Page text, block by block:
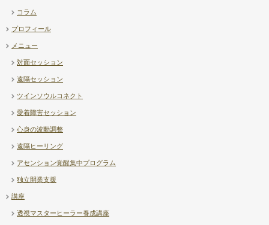
コラム
プロフィール
メニュー
対面セッション
遠隔セッション
ツインソウルコネクト
愛着障害セッション
心身の波動調整
遠隔ヒーリング
アセンション覚醒集中プログラム
独立開業支援
講座
透視マスターヒーラー養成講座